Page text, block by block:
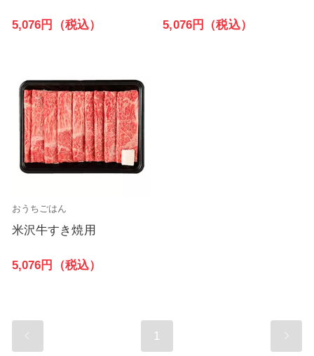
5,076円（税込） 5,076円（税込）
おうちごはん
米沢牛すき焼用
5,076円（税込）
1